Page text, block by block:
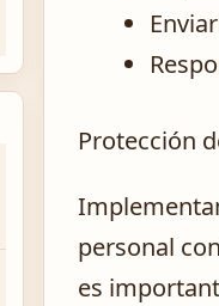
Protección
personal
es